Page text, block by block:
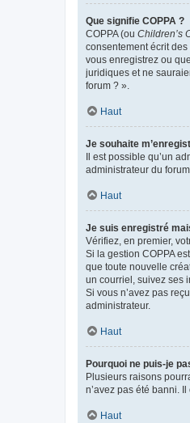
Que signifie COPPA ?
COPPA (ou Children’s
consentement écrit
vous enregistrez ou
juridiques et ne
forum ? ».
Haut
Je souhaite
Il est possible qu’un
administrateur du
Haut
Je suis enregistré
Vérifiez, en premier,
Si la gestion COPPA
que toute nouvelle
un courriel, suivez ses
Si vous n’avez pas
administrateur.
Haut
Pourquoi ne puis-je
Plusieurs raisons
n’avez pas été banni.
Haut